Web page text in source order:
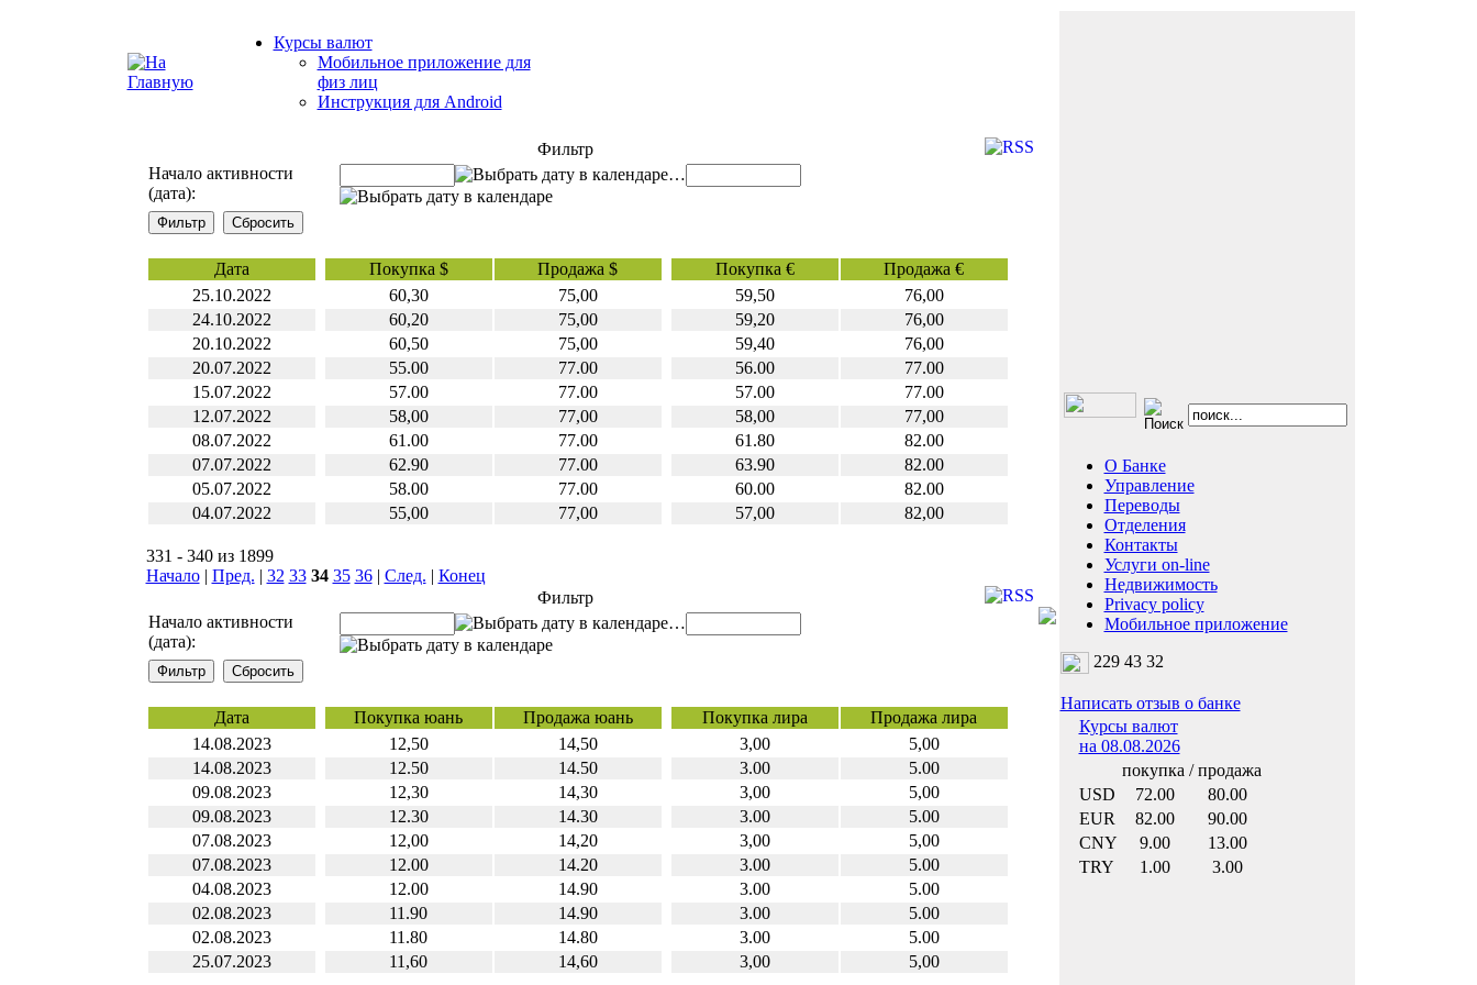
Курсы валют
Мобильное приложение для
физ лиц
Инструкция для Android
О Банке
Управление
Переводы
Отделения
Контакты
Услуги on-line
Недвижимость
Privacy policy
Мобильное приложение
229 43 32
Написать отзыв о банке
Курсы валют
на 08.08.2026
покупка / продажа
USD
72.00
80.00
EUR
82.00
90.00
CNY
9.00
13.00
TRY
1.00 3.00
Фильтр
Начало активности
(дата):
…
Дата Покупка $ Продажа $ Покупка €
Продажа €
25.10.2022
60,30 75,00 59,50
76,00
24.10.2022
60,20 75,00 59,20
76,00
20.10.2022
60,50 75,00 59,40
76,00
20.07.2022
55.00 77.00 56.00
77.00
15.07.2022
57.00 77.00 57.00
77.00
12.07.2022
58,00 77,00 58,00
77,00
08.07.2022
61.00 77.00 61.80
82.00
07.07.2022
62.90 77.00 63.90
82.00
05.07.2022
58.00 77.00 60.00
82.00
04.07.2022
55,00 77,00 57,00 82,00
331 - 340 из 1899
Начало| Пред. | 32 33 34 35 36| След. | Конец
Фильтр
Начало активности
(дата):
…
Дата Покупка юань Продажа юань Покупка лира
Продажа лира
14.08.2023
12,50 14,50 3,00
5,00
14.08.2023
12.50 14.50 3.00
5.00
09.08.2023
12,30 14,30 3,00
5,00
09.08.2023
12.30 14.30 3.00
5.00
07.08.2023
12,00 14,20 3,00
5,00
07.08.2023
12.00 14.20 3.00
5.00
04.08.2023
12.00 14.90 3.00
5.00
02.08.2023
11.90 14.90 3.00
5.00
02.08.2023
11.80 14.80 3.00
5.00
25.07.2023
11,60 14,60 3,00 5,00